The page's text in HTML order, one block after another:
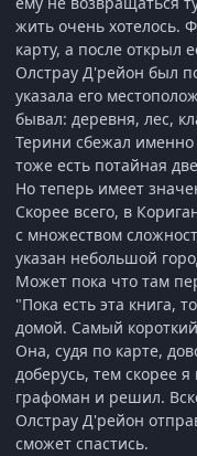
жить очень хотелось.
карту, а после открыл
Олстрау Д'рейон был
указала его
бывал: деревня, лес,
Терини сбежал
тоже есть потайная
Но теперь имеет
Скорее всего, в
с множеством
указан небольшой
Может пока что там
"Пока есть эта книга,
домой. Самый
Она, судя по карте,
доберусь, тем скорее
графоман и решил.
Олстрау Д'рейон
сможет спастись.